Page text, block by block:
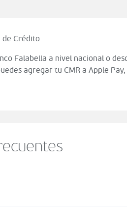
de Crédito
Falabella a nivel nacional o
agregar tu CMR a Apple Pay,